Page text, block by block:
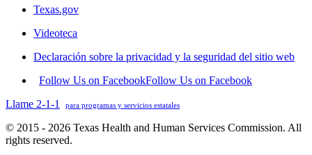
Texas.gov
Videoteca
Declaración sobre la privacidad y la seguridad del sitio web
Follow Us on FacebookFollow Us on Facebook
Llame 2-1-1
para programas y servicios estatales
© 2015 - 2026 Texas Health and Human Services Commission. All
rights reserved.